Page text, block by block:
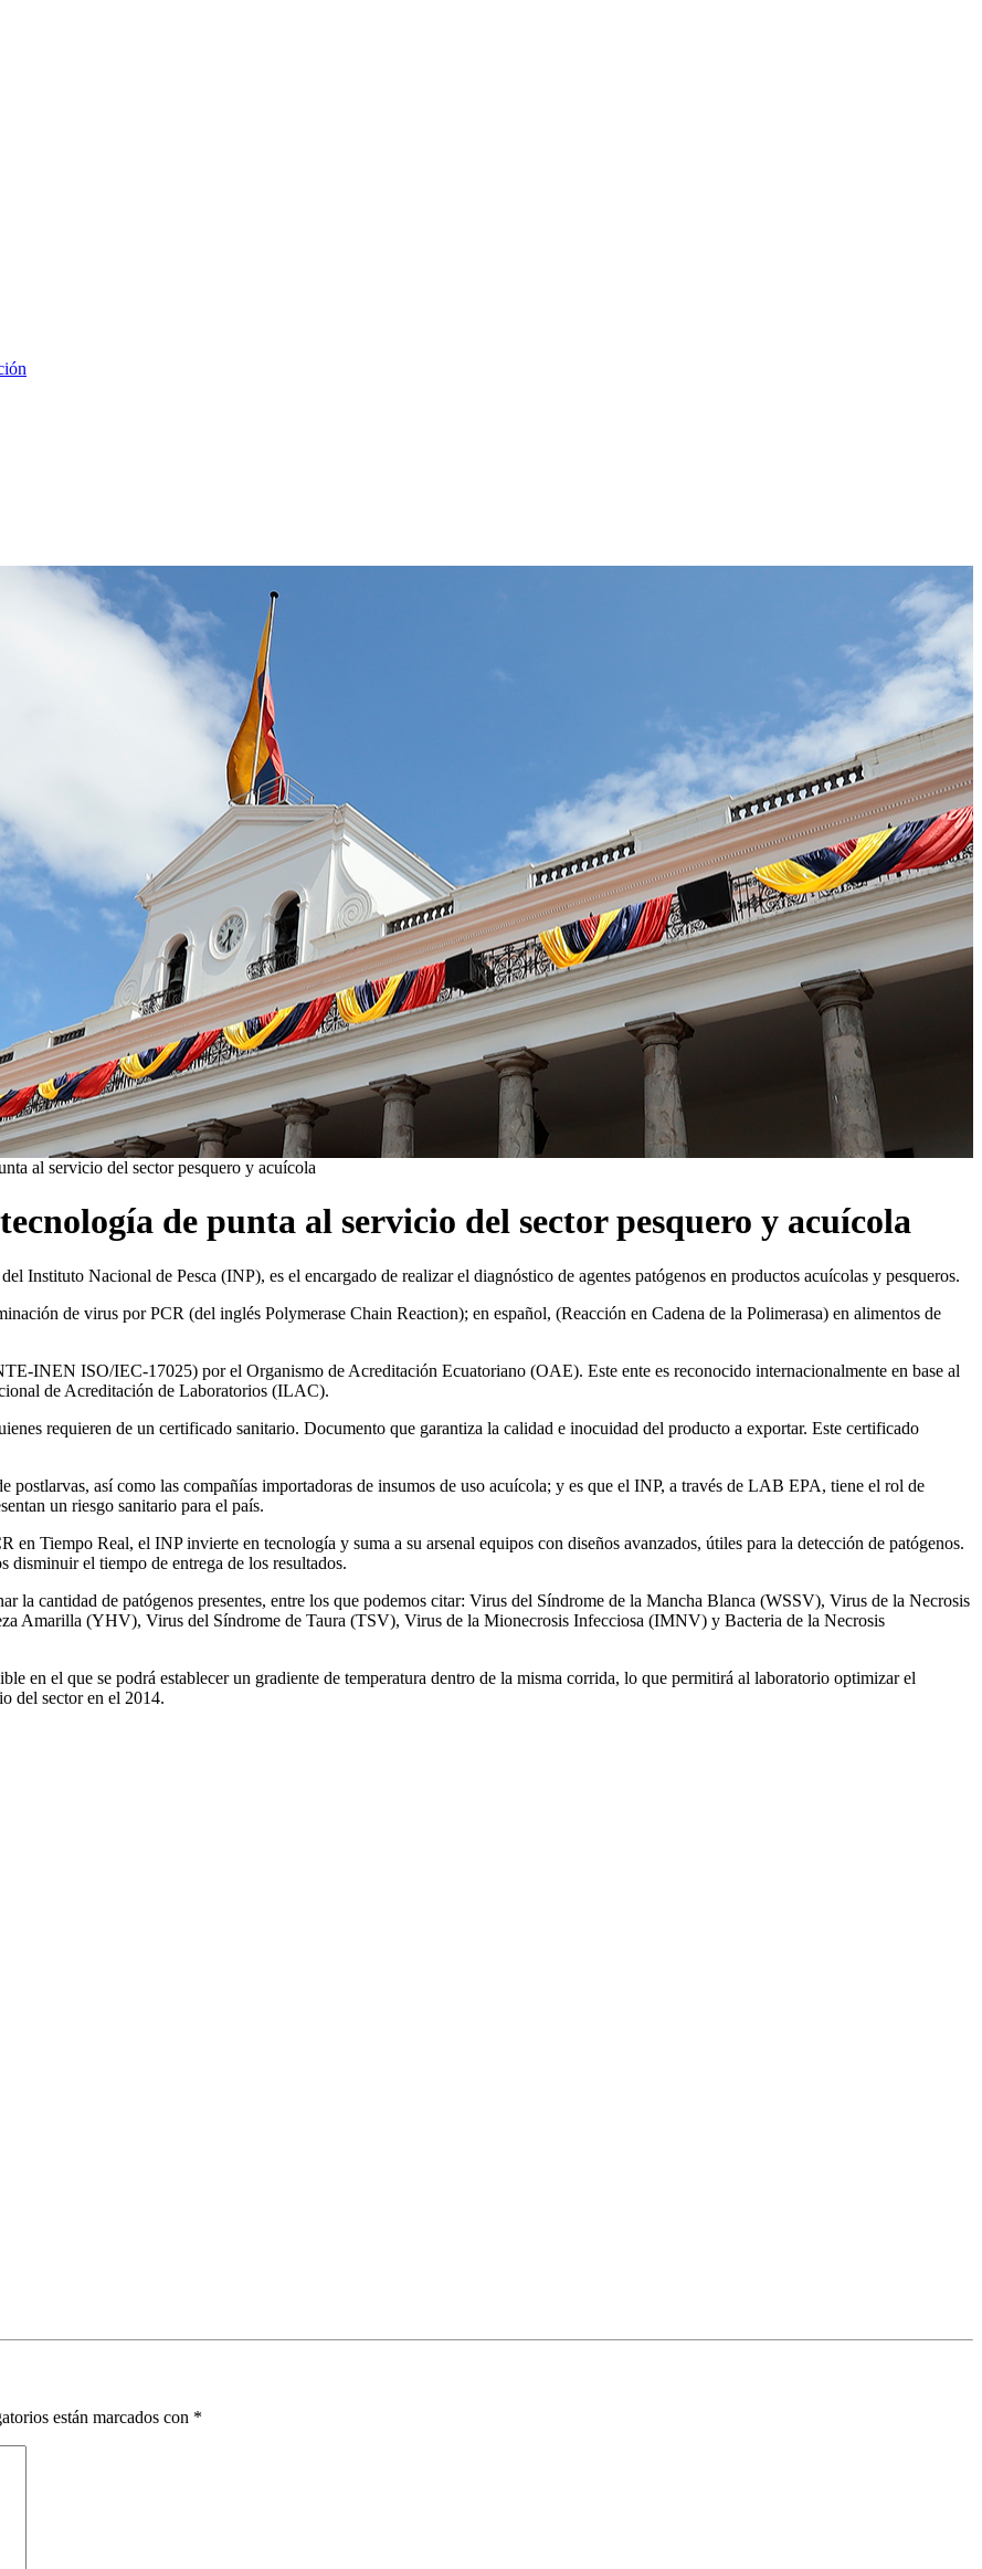
al servicio del sector pesquero y acuícola
de punta al servicio del sector pesquero y acuícola
Nacional de Pesca (INP), es el encargado de realizar el diagnóstico de agentes patógenos en productos acuícolas y pesqueros.
de virus por PCR (del inglés Polymerase Chain Reaction); en español, (Reacción en Cadena de la Polimerasa) en alimentos de
INEN ISO/IEC-17025) por el Organismo de Acreditación Ecuatoriano (OAE). Este ente es reconocido internacionalmente en base al
de Acreditación de Laboratorios (ILAC).
requieren de un certificado sanitario. Documento que garantiza la calidad e inocuidad del producto a exportar. Este certificado
postlarvas, así como las compañías importadoras de insumos de uso acuícola; y es que el INP, a través de LAB EPA, tiene el rol de
un riesgo sanitario para el país.
Tiempo Real, el INP invierte en tecnología y suma a su arsenal equipos con diseños avanzados, útiles para la detección de patógenos.
disminuir el tiempo de entrega de los resultados.
la cantidad de patógenos presentes, entre los que podemos citar: Virus del Síndrome de la Mancha Blanca (WSSV), Virus de la Necrosis
Amarilla (YHV), Virus del Síndrome de Taura (TSV), Virus de la Mionecrosis Infecciosa (IMNV) y Bacteria de la Necrosis
en el que se podrá establecer un gradiente de temperatura dentro de la misma corrida, lo que permitirá al laboratorio optimizar el
del sector en el 2014.
están marcados con *